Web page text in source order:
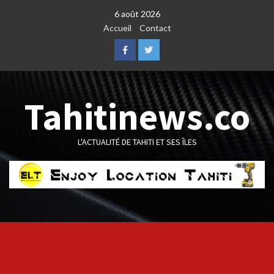
6 août 2026
Accueil
Contact
FacebookTwitter
Tahitinews.co
L'ACTUALITÉ DE TAHITI ET SES ÎLES